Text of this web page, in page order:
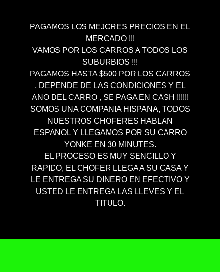
PAGAMOS LOS MEJORES PRECIOS EN EL
MERCADO !!!
VAMOS POR LOS CARROS A TODOS LOS
SUBURBIOS !!!
PAGAMOS HASTA $500 POR LOS CARROS
, DEPENDE DE LAS CONDICIONES Y EL
ANO DEL CARRO , SE PAGA EN CASH !!!!!!
SOMOS UNA COMPANIA HISPANA, TODOS
NUESTROS CHOFERES HABLAN
ESPANOL Y LLEGAMOS POR SU CARRO
YONKE EN 30 MINUTES.
EL PROCESO ES MUY SENCILLO Y
RAPIDO, EL CHOFER LLEGA A SU CASA Y
LE ENTREGA SU DINERO EN EFECTIVO Y
USTED LE ENTREGA LAS LLEVES Y EL
TITULO.